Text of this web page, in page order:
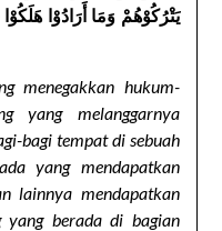
يَتْرُكُوْهُمْ وَمَا أَرَادُوْا
menegakkan hukum-
yang melanggarnya
bagi tempat di sebuah
yang mendapatkan
lainnya mendapatkan
yang berada di bagian